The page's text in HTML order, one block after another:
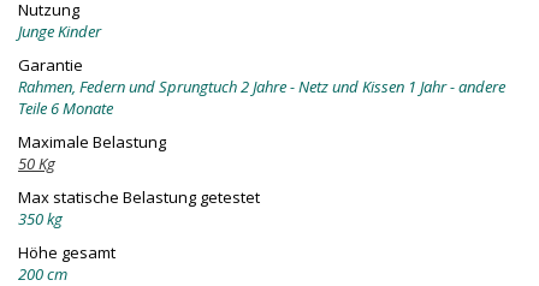
Nutzung
Junge Kinder
Garantie
Rahmen, Federn und Sprungtuch 2 Jahre - Netz und Kissen 1 Jahr - andere
Teile 6 Monate
Maximale Belastung
50 Kg
Max statische Belastung getestet
350 kg
Höhe gesamt
200 cm